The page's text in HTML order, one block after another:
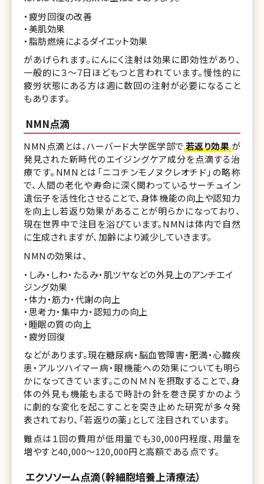
・疲労回復の改善
・美肌効果
・脂肪燃焼によるダイエット効果
があげられます。にんにく注射は効果に即効性があり、
一般的に３～7日ほどもつと言われています。慢性的に
疲労状態にある方は週に数回の注射が必要になること
もあります。
NMN点滴
NMN点滴とは、ハーバード大学医学部で 若返り効果が
発見された新時代のエイジングケア成分を点滴する治
療です。NMNとは「ニコチンモノヌクレオチド」の略称
で、人間の老化や寿命に深く関わっているサーチュイン
遺伝子を活性化させることで、身体機能の向上や認知力
を向上し若返り効果があることが明らかになっており、
現在世界中で注目を浴びています。NMNは体内で自然
に生成されますが、加齢により減少していきます。
NMNの効果は、
・しみ・しわ・たるみ・肌ツヤなどの外見上のアンチエイ
ジング効果
・体力・筋力・代謝の向上
・思考力・集中力・認知力の向上
・睡眠の質の向上
・疲労回復
などがあります。現在糖尿病・脳血管障害・肥満・心臓疾
患・アルツハイマー病・眼機能への効果についても明ら
かになってきています。このＮＭＮを摂取することで、身
体の外見も機能もまるで時計の針を巻き戻すかのよう
に劇的な変化を起こすことを突き止めた研究が多々発
表されており、「若返りの薬」として注目されています。
難点は１回の費用が低用量でも30,000円程度、用量を
増やすと40,000～120,000円と高額である点です。
エクソソーム点滴（幹細胞培養上清療法）